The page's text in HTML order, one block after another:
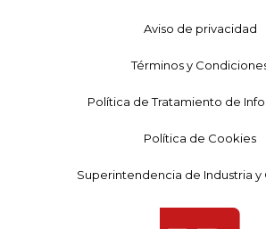
Aviso de privacidad
Términos y
Política de Tratamiento de
Política de Cookies
Superintendencia de Industria y